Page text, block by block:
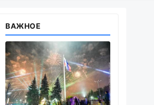
ВАЖНОЕ